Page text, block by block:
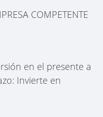
COMPETENTE
en el presente a
Invierte en